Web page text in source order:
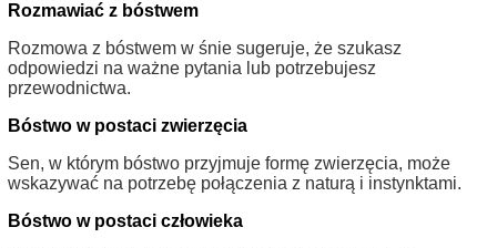
Rozmawiać z bóstwem
Rozmowa z bóstwem w śnie sugeruje, że szukasz
odpowiedzi na ważne pytania lub potrzebujesz
przewodnictwa.
Bóstwo w postaci zwierzęcia
Sen, w którym bóstwo przyjmuje formę zwierzęcia, może
wskazywać na potrzebę połączenia z naturą i instynktami.
Bóstwo w postaci człowieka